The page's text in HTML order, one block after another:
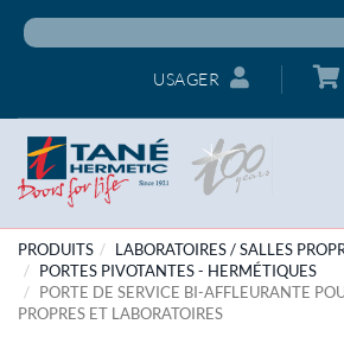
USAGER
PRODUITS
LABORATOIRES / SALLES
PORTES PIVOTANTES - HERMÉTIQUES
PORTE DE SERVICE BI-AFFLEURANTE
PROPRES ET LABORATOIRES